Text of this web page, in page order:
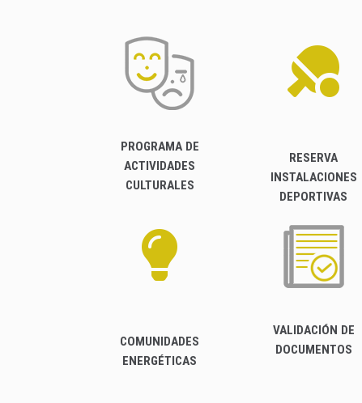
PROGRAMA DE
ACTIVIDADES
CULTURALES
RESERVA
INSTALACIONES
DEPORTIVAS
COMUNIDADES
ENERGÉTICAS
VALIDACIÓN DE
DOCUMENTOS